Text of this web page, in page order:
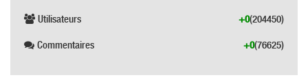
Utilisateurs (204450)
+0
Commentaires (76625)
+0